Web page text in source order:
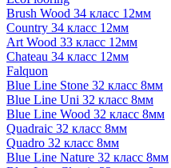
Brush Wood 34 класс 12мм
Country 34 класс 12мм
Art Wood 33 класс 12мм
Chateau 34 класс 12мм
Falquon
Blue Line Stone 32 класс 8мм
Blue Line Uni 32 класс 8мм
Blue Line Wood 32 класс 8мм
Quadraic 32 класс 8мм
Quadro 32 класс 8мм
Blue Line Nature 32 класс 8мм